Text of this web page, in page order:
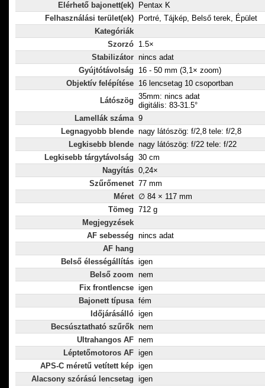
Elérhető bajonett(ek)
Pentax K
Felhasználási terület(ek)
Portré, Tájkép, Belső terek, Épület
Kategóriák
Szorzó 1.5×
Stabilizátor nincs adat
Gyújtótávolság
16 - 50 mm (3,1× zoom)
Objektív felépítése 16 lencsetag 10 csoportban
Látószög 35mm: nincs adat
digitális: 83-31.5°
Lamellák száma 9
Legnagyobb blende nagy látószög: f/2,8 tele: f/2,8
Legkisebb blende nagy látószög: f/22 tele: f/22
Legkisebb tárgytávolság 30 cm
Nagyítás 0,24×
Szűrőmenet 77 mm
Méret ∅ 84 × 117 mm
Tömeg 712 g
Megjegyzések
AF sebesség nincs adat
AF hang
Belső élességállítás igen
Belső zoom nem
Fix frontlencse igen
Bajonett típusa fém
Időjárásálló igen
Becsúsztatható szűrők nem
Ultrahangos AF nem
Léptetőmotoros AF igen
APS-C méretű vetített kép igen
Alacsony szórású lencsetag igen